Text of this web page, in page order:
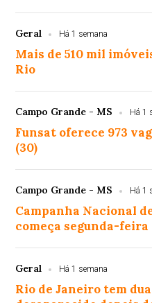
Geral Há 1 semana
Mais de 510 mil
Rio
Campo Grande - MS Há 1
Funsat oferece 973
(30)
Campo Grande - MS Há 1
Campanha Nacional
começa segunda-feira
Geral Há 1 semana
Rio de Janeiro tem